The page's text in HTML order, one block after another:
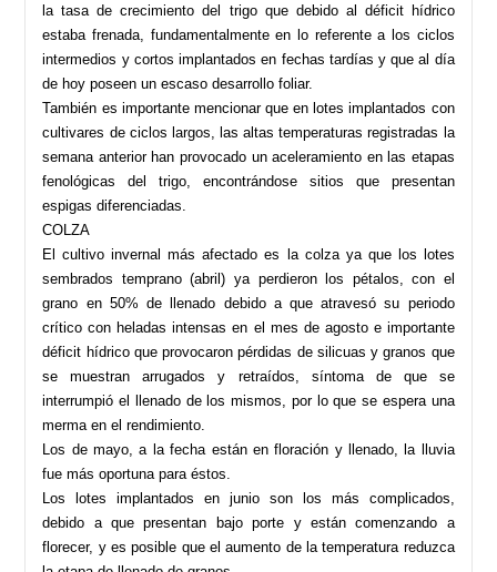
la tasa de crecimiento del trigo que debido al déficit hídrico
estaba frenada, fundamentalmente en lo referente a los ciclos
intermedios y cortos implantados en fechas tardías y que al día
de hoy poseen un escaso desarrollo foliar.
También es importante mencionar que en lotes implantados con
cultivares de ciclos largos, las altas temperaturas registradas la
semana anterior han provocado un aceleramiento en las etapas
fenológicas del trigo, encontrándose sitios que presentan
espigas diferenciadas.
COLZA
El cultivo invernal más afectado es la colza ya que los lotes
sembrados temprano (abril) ya perdieron los pétalos, con el
grano en 50% de llenado debido a que atravesó su periodo
crítico con heladas intensas en el mes de agosto e importante
déficit hídrico que provocaron pérdidas de silicuas y granos que
se muestran arrugados y retraídos, síntoma de que se
interrumpió el llenado de los mismos, por lo que se espera una
merma en el rendimiento.
Los de mayo, a la fecha están en floración y llenado, la lluvia
fue más oportuna para éstos.
Los lotes implantados en junio son los más complicados,
debido a que presentan bajo porte y están comenzando a
florecer, y es posible que el aumento de la temperatura reduzca